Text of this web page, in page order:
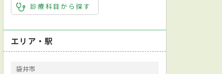
診療科目から探す
エリア・駅
袋井市